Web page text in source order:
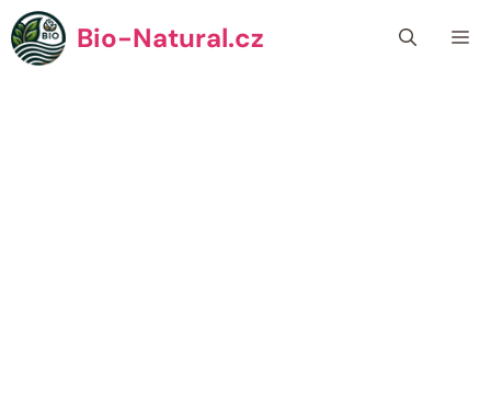
Přeskočit
na
obsah
Bio-Natural.cz